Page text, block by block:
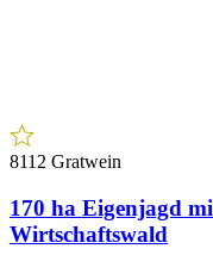
8112 Gratwein
170 ha Eigenjagd
Wirtschaftswald